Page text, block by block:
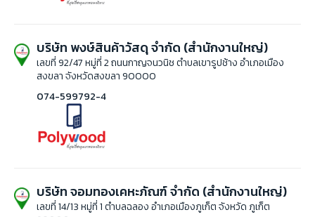
บริษัท พงษ์สินค้าวัสดุ จำกัด (สำนักงานใหญ่)
เลขที่ 92/47 หมู่ที่ 2 ถนนกาญจนวนิช ตำบลเขารูปช้าง อำเภอเมือง
สงขลา จังหวัดสงขลา 90000
074-599792-4
บริษัท จอมทองเคหะภัณฑ์ จำกัด (สำนักงานใหญ่)
เลขที่ 14/13 หมู่ที่ 1 ตำบลฉลอง อำเภอเมืองภูเก็ต จังหวัด ภูเก็ต